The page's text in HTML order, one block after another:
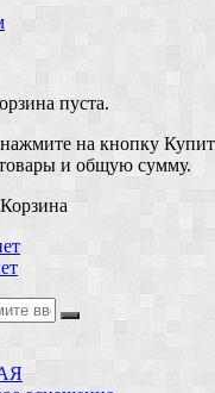
пуста.
на кнопку
товары и общую сумму.